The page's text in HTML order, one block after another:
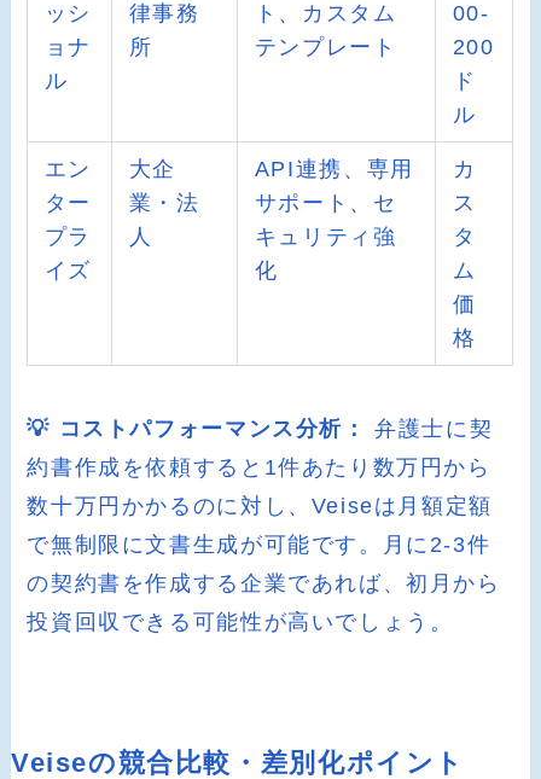
ッシ
ョナ
ル
律事務
所
ト、カスタム
テンプレート
00-
200
ド
ル
エン
ター
プラ
イズ
大企
業・法
人
API連携、専用
サポート、セ
キュリティ強
化
カ
ス
タ
ム
価
格
💡 コストパフォーマンス分析：
弁護士に契
約書作成を依頼すると1件あたり数万円から
数十万円かかるのに対し、Veiseは月額定額
で無制限に文書生成が可能です。月に2-3件
の契約書を作成する企業であれば、初月から
投資回収できる可能性が高いでしょう。
Veiseの競合比較・差別化ポイント